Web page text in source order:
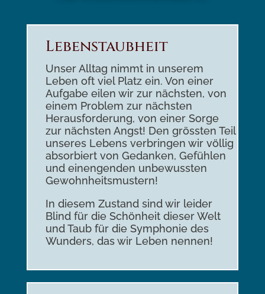
Lebenstaubheit
Unser Alltag nimmt in unserem
Leben oft viel Platz ein. Von einer
Aufgabe eilen wir zur nächsten, von
einem Problem zur nächsten
Herausforderung, von einer Sorge
zur nächsten Angst! Den grössten Teil
unseres Lebens verbringen wir völlig
absorbiert von Gedanken, Gefühlen
und einengenden unbewussten
Gewohnheitsmustern!
In diesem Zustand sind wir leider
Blind für die Schönheit dieser Welt
und Taub für die Symphonie des
Wunders, das wir Leben nennen!